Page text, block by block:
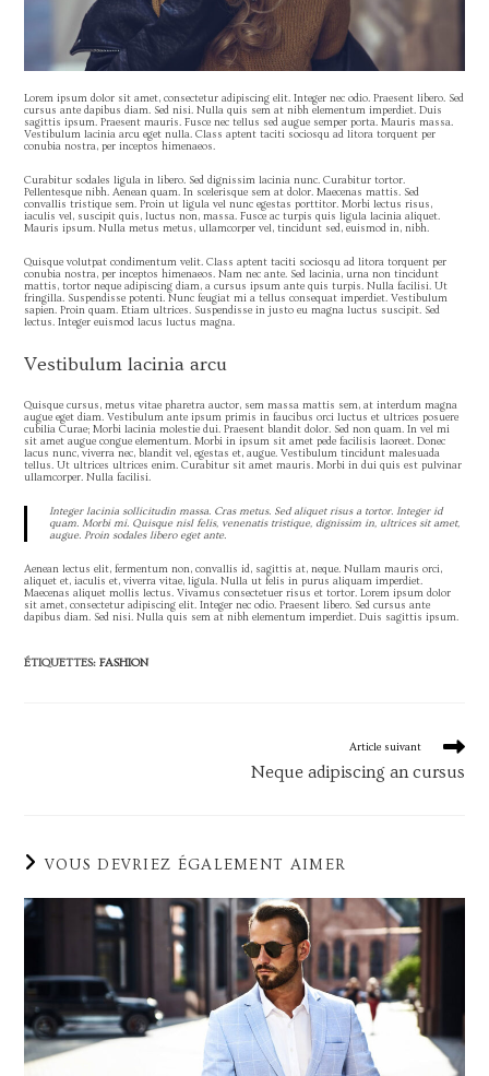
Lorem ipsum dolor sit amet, consectetur adipiscing elit. Integer nec odio. Praesent libero. Sed
cursus ante dapibus diam. Sed nisi. Nulla quis sem at nibh elementum imperdiet. Duis
sagittis ipsum. Praesent mauris. Fusce nec tellus sed augue semper porta. Mauris massa.
Vestibulum lacinia arcu eget nulla. Class aptent taciti sociosqu ad litora torquent per
conubia nostra, per inceptos himenaeos.
Curabitur sodales ligula in libero. Sed dignissim lacinia nunc. Curabitur tortor.
Pellentesque nibh. Aenean quam. In scelerisque sem at dolor. Maecenas mattis. Sed
convallis tristique sem. Proin ut ligula vel nunc egestas porttitor. Morbi lectus risus,
iaculis vel, suscipit quis, luctus non, massa. Fusce ac turpis quis ligula lacinia aliquet.
Mauris ipsum. Nulla metus metus, ullamcorper vel, tincidunt sed, euismod in, nibh.
Quisque volutpat condimentum velit. Class aptent taciti sociosqu ad litora torquent per
conubia nostra, per inceptos himenaeos. Nam nec ante. Sed lacinia, urna non tincidunt
mattis, tortor neque adipiscing diam, a cursus ipsum ante quis turpis. Nulla facilisi. Ut
fringilla. Suspendisse potenti. Nunc feugiat mi a tellus consequat imperdiet. Vestibulum
sapien. Proin quam. Etiam ultrices. Suspendisse in justo eu magna luctus suscipit. Sed
lectus. Integer euismod lacus luctus magna.
Vestibulum lacinia arcu
Quisque cursus, metus vitae pharetra auctor, sem massa mattis sem, at interdum magna
augue eget diam. Vestibulum ante ipsum primis in faucibus orci luctus et ultrices posuere
cubilia Curae; Morbi lacinia molestie dui. Praesent blandit dolor. Sed non quam. In vel mi
sit amet augue congue elementum. Morbi in ipsum sit amet pede facilisis laoreet. Donec
lacus nunc, viverra nec, blandit vel, egestas et, augue. Vestibulum tincidunt malesuada
tellus. Ut ultrices ultrices enim. Curabitur sit amet mauris. Morbi in dui quis est pulvinar
ullamcorper. Nulla facilisi.
Integer lacinia sollicitudin massa. Cras metus. Sed aliquet risus a tortor. Integer id
quam. Morbi mi. Quisque nisl felis, venenatis tristique, dignissim in, ultrices sit amet,
augue. Proin sodales libero eget ante.
Aenean lectus elit, fermentum non, convallis id, sagittis at, neque. Nullam mauris orci,
aliquet et, iaculis et, viverra vitae, ligula. Nulla ut felis in purus aliquam imperdiet.
Maecenas aliquet mollis lectus. Vivamus consectetuer risus et tortor. Lorem ipsum dolor
sit amet, consectetur adipiscing elit. Integer nec odio. Praesent libero. Sed cursus ante
dapibus diam. Sed nisi. Nulla quis sem at nibh elementum imperdiet. Duis sagittis ipsum.
ÉTIQUETTES:FASHION
Article suivant
Neque adipiscing an cursus
VOUS DEVRIEZ ÉGALEMENT AIMER